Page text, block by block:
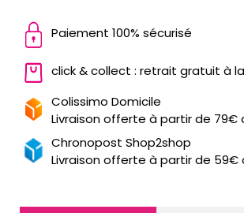
Paiement 100% sécurisé
click & collect : retrait gratuit à
Colissimo Domicile
Livraison offerte à partir de 79€
Chronopost Shop2shop
Livraison offerte à partir de 59€